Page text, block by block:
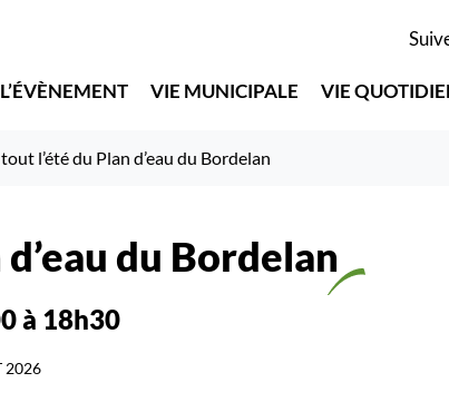
VIE MUNICIPALE VIE
l’été du Plan d’eau du Bordelan
du Bordelan
à 18h30
2026